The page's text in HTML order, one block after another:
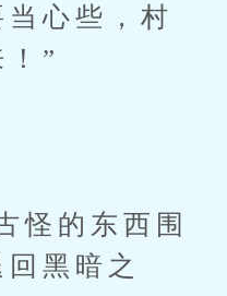
心些，村
”
怪的东西围
黑暗之